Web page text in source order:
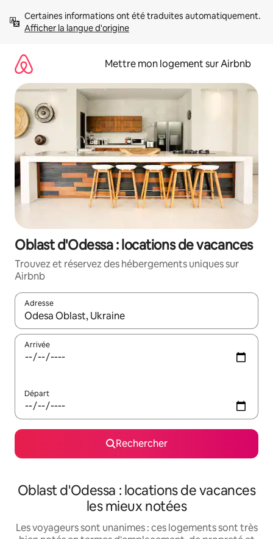
directement
Afficher la langue d'origine
Mettre mon logement sur Airbnb
Oblast d'Odessa : locations de vacances
Trouvez et réservez des hébergements uniques sur
Airbnb
Adresse
Lorsque les résultats s'affichent, utilisez les flèches vers le
Arrivée
Départ
Rechercher
Oblast d'Odessa : locations de vacances
les mieux notées
Les voyageurs sont unanimes : ces logements sont très